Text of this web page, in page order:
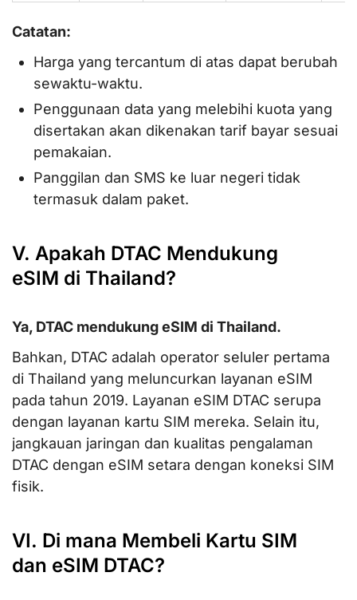
Catatan:
Harga yang tercantum di atas dapat berubah
sewaktu-waktu.
Penggunaan data yang melebihi kuota yang
disertakan akan dikenakan tarif bayar sesuai
pemakaian.
Panggilan dan SMS ke luar negeri tidak
termasuk dalam paket.
V. Apakah DTAC Mendukung
eSIM di Thailand?
Ya, DTAC mendukung eSIM di Thailand.
Bahkan, DTAC adalah operator seluler pertama
di Thailand yang meluncurkan layanan eSIM
pada tahun 2019. Layanan eSIM DTAC serupa
dengan layanan kartu SIM mereka. Selain itu,
jangkauan jaringan dan kualitas pengalaman
DTAC dengan eSIM setara dengan koneksi SIM
fisik.
VI. Di mana Membeli Kartu SIM
dan eSIM DTAC?